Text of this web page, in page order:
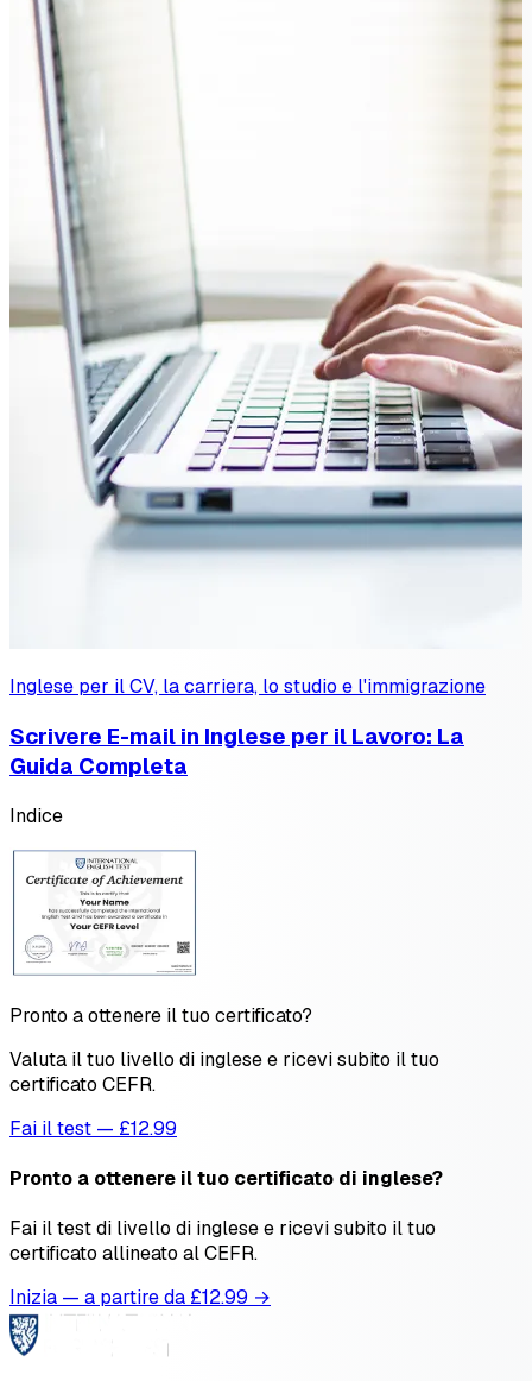
Inglese per il CV, la carriera, lo studio e l'immigrazione
Scrivere E-mail in Inglese per il Lavoro: La
Guida Completa
Indice
Pronto a ottenere il tuo certificato?
Valuta il tuo livello di inglese e ricevi subito il tuo
certificato CEFR.
Fai il test — £12.99
Pronto a ottenere il tuo certificato di inglese?
Fai il test di livello di inglese e ricevi subito il tuo
certificato allineato al CEFR.
Inizia — a partire da £12.99 →